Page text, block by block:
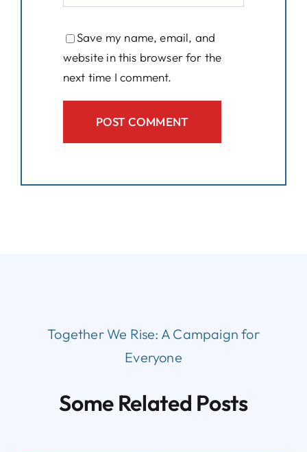
Save my name, email, and
website in this browser for the
next time I comment.
Together We Rise: A Campaign for
Everyone
Some Related Posts